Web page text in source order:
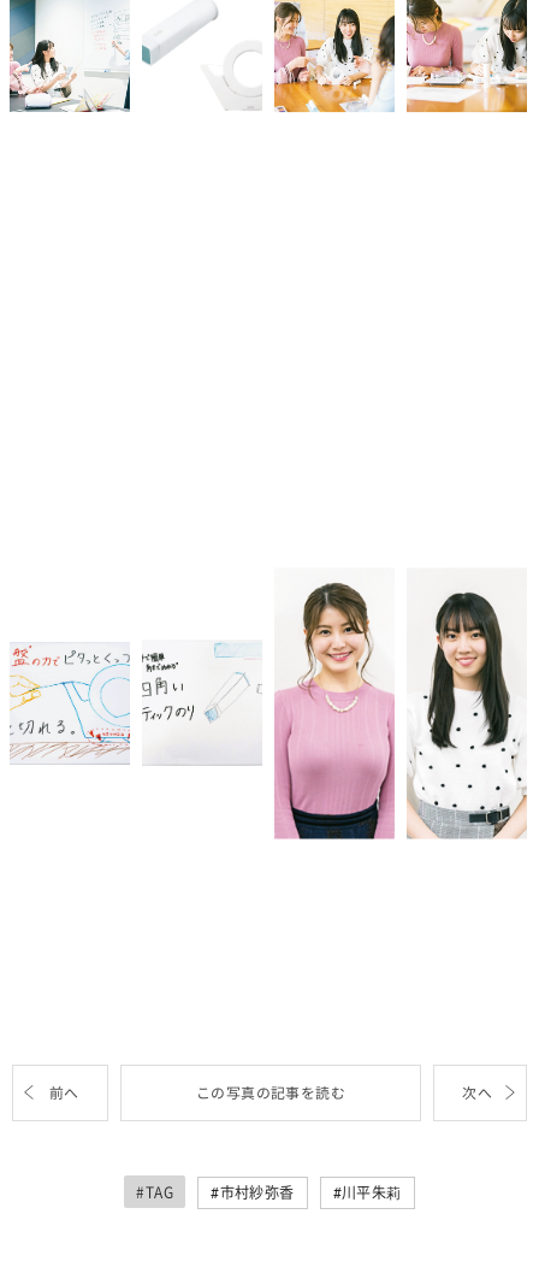
前へ この写真の記事を読む 次へ
#TAG 市村紗弥香 川平朱莉